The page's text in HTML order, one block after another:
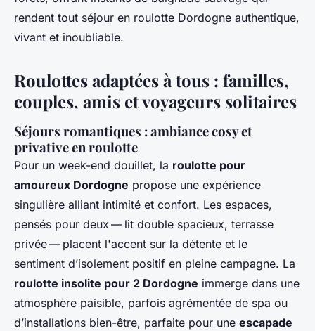
rendent tout séjour en roulotte Dordogne authentique,
vivant et inoubliable.
Roulottes adaptées à tous : familles,
couples, amis et voyageurs solitaires
Séjours romantiques : ambiance cosy et
privative en roulotte
Pour un week-end douillet, la roulotte pour
amoureux Dordogne propose une expérience
singulière alliant intimité et confort. Les espaces,
pensés pour deux — lit double spacieux, terrasse
privée — placent l'accent sur la détente et le
sentiment d’isolement positif en pleine campagne. La
roulotte insolite pour 2 Dordogne immerge dans une
atmosphère paisible, parfois agrémentée de spa ou
d’installations bien-être, parfaite pour une escapade